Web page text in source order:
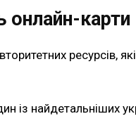
карти
ресурсів,
із найдетальніших